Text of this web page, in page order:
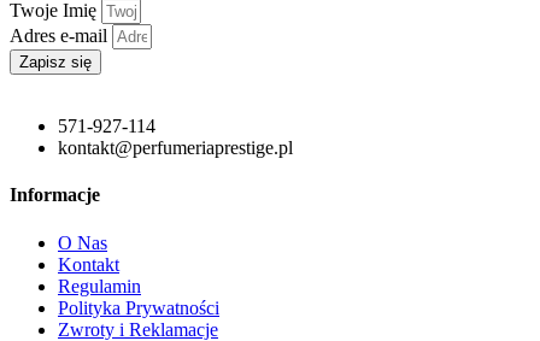
Twoje Imię
Adres e-mail
Zapisz się
571-927-114
kontakt@perfumeriaprestige.pl
Informacje
O Nas
Kontakt
Regulamin
Polityka Prywatności
Zwroty i Reklamacje